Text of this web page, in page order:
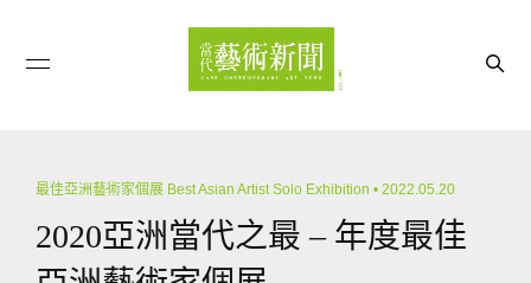
最佳亞洲藝術家個展 Best Asian Artist Solo Exhibition • 2022.05.20
2020亞洲當代之最 – 年度最佳